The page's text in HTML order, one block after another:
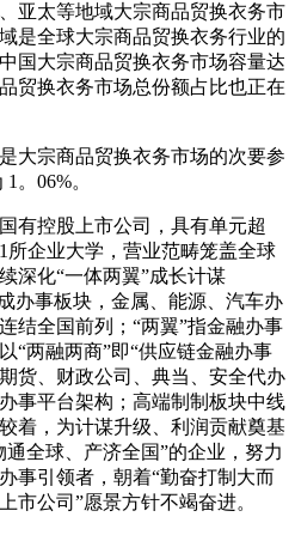
太等地域大宗商品贸换衣务市
是全球大宗商品贸换衣务行业的
国大宗商品贸换衣务市场容量达
贸换衣务市场总份额占比也正在
宗商品贸换衣务市场的次要参
。06%。
控股上市公司，具有单元超
所企业大学，营业范畴笼盖全球
深化“一体两翼”成长计谋
办事板块，金属、能源、汽车办
结全国前列；“两翼”指金融办事
“两融两商”即“供应链金融办事
货、财政公司、典当、安全代办
事平台架构；高端制制板块中线
着，为计谋升级、利润贡献奠基
全球、产济全国”的企业，努力
事引领者，朝着“勤奋打制大而
市公司”愿景方针不竭奋进。